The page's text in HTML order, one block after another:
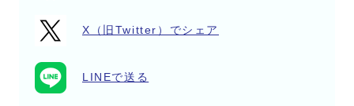
X（旧Twitter）でシェア
LINEで送る